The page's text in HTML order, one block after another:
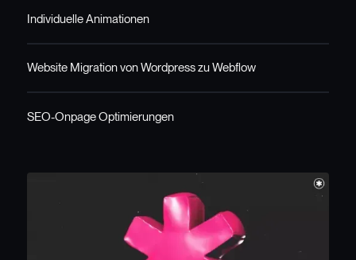
Individuelle Animationen
Website Migration von Wordpress zu Webflow
SEO-Onpage Optimierungen